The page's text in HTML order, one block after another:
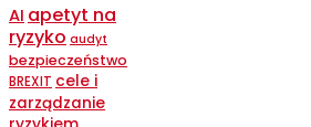
AI apetyt na
ryzyko audyt
bezpieczeństwo
BREXIT cele i
zarządzanie